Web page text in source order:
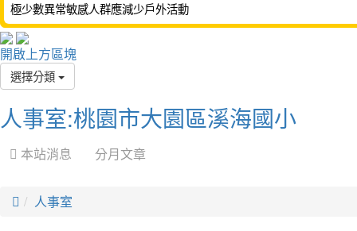
極少數異常敏感人群應減少戶外活動
開啟上方區塊
選擇分類
人事室:桃園市大園區溪海國小
 本站消息 分月文章
 人事室